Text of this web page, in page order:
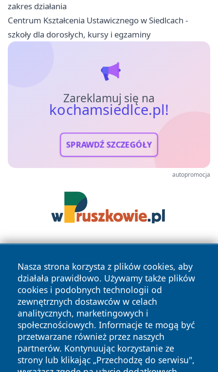
zakres działania
Centrum Kształcenia Ustawicznego w Siedlcach -
szkoły dla dorosłych, kursy i egzaminy
Zareklamuj się na
kochamsiedlce.pl!
SPRAWDŹ SZCZEGÓŁY
autopromocja
Nasza strona korzysta z plików cookies, aby
działała prawidłowo. Używamy także plików
cookies i podobnych technologii od
zewnętrznych dostawców w celach
analitycznych, marketingowych i
społecznościowych. Informacje te mogą być
przetwarzane również przez naszych
partnerów. Kontynuując korzystanie ze
strony lub klikając „Przechodzę do serwisu",
Copyright © 2026 kochamsiedlce.pl Wszystkie prawa
zastrzeżone.
News Autorzy
Polityka
Prywatności
Polityka
Cookies